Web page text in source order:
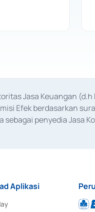
Jasa Keuangan (d.h
Efek berdasarkan
sebagai penyedia Jasa
Aplikasi